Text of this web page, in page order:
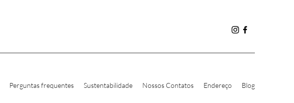
Perguntas frequentes Sustentabilidade Nossos Contatos Endereço Blog